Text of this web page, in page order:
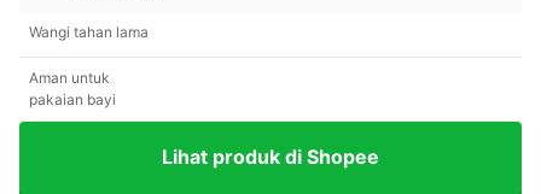
Wangi tahan lama
Aman untuk
pakaian bayi
Lihat produk di Shopee